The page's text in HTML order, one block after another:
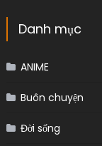
Danh mục
ANIME
Buôn chuyện
Đời sống